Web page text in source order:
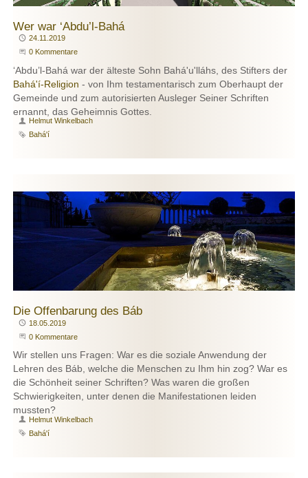
Wer war ‘Abdu’l-Bahá
Publiziert
24.11.2019
Beginne eine Unterhaltung
0 Kommentare
‘Abdu’l-Bahá war der älteste Sohn Bahá'u'lláhs, des Stifters der
Bahá'í-Religion - von Ihm testamentarisch zum Oberhaupt der
Gemeinde und zum autorisierten Ausleger Seiner Schriften
ernannt, das Geheimnis Gottes.
Autor
Helmut Winkelbach
Schlagwort
Bahá'í
Die Offenbarung des Báb
Publiziert
18.05.2019
Beginne eine Unterhaltung
0 Kommentare
Wir stellen uns Fragen: War es die soziale Anwendung der
Lehren des Báb, welche die Menschen zu Ihm hin zog? War es
die Schönheit seiner Schriften? Was waren die großen
Schwierigkeiten, unter denen die Manifestationen leiden
mussten?
Autor
Helmut Winkelbach
Schlagwort
Bahá'í